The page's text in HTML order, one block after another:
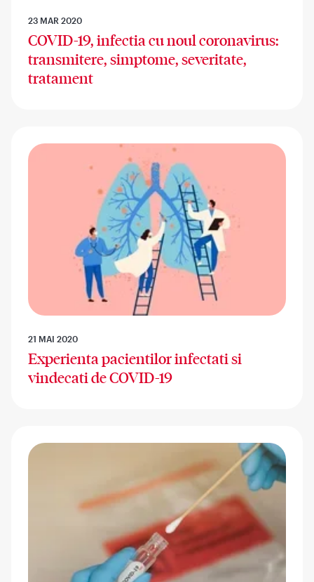
23 MAR 2020
COVID-19, infectia cu noul coronavirus:
transmitere, simptome, severitate,
tratament
21 MAI 2020
Experienta pacientilor infectati si
vindecati de COVID-19